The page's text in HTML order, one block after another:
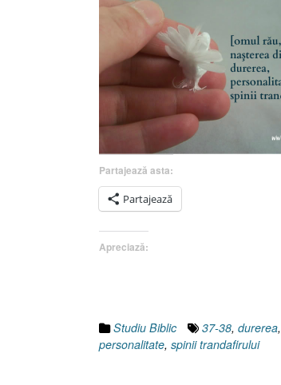
Partajează asta:
Partajează
Apreciază:
Studiu Biblic 37-38, durerea,
personalitate, spinii trandafirului